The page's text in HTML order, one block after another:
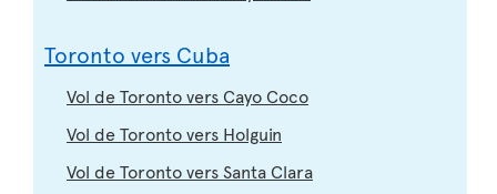
Toronto vers Cuba
Vol de Toronto vers Cayo Coco
Vol de Toronto vers Holguin
Vol de Toronto vers Santa Clara